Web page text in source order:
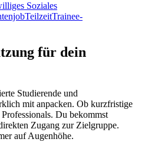
Soziales
TeilzeitTrainee-
für dein
Studierende und
mit anpacken. Ob kurzfristige
Du bekommst
Zugang zur Zielgruppe.
auf Augenhöhe.